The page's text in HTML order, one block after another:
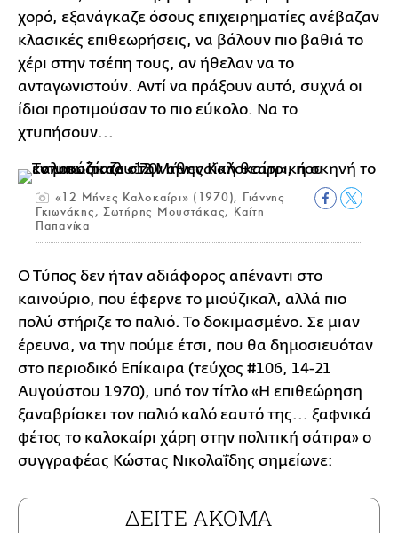
χορό, εξανάγκαζε όσους επιχειρηματίες ανέβαζαν
κλασικές επιθεωρήσεις, να βάλουν πιο βαθιά το
χέρι στην τσέπη τους, αν ήθελαν να το
ανταγωνιστούν. Αντί να πράξουν αυτό, συχνά οι
ίδιοι προτιμούσαν το πιο εύκολο. Να το
χτυπήσουν...
«12 Μήνες Καλοκαίρι» (1970), Γιάννης
Γκιωνάκης, Σωτήρης Μουστάκας, Καίτη
Παπανίκα
Ο Τύπος δεν ήταν αδιάφορος απέναντι στο
καινούριο, που έφερνε το μιούζικαλ, αλλά πιο
πολύ στήριζε το παλιό. Το δοκιμασμένο. Σε μιαν
έρευνα, να την πούμε έτσι, που θα δημοσιευόταν
στο περιοδικό Επίκαιρα (τεύχος #106, 14-21
Αυγούστου 1970), υπό τον τίτλο «Η επιθεώρηση
ξαναβρίσκει τον παλιό καλό εαυτό της... ξαφνικά
φέτος το καλοκαίρι χάρη στην πολιτική σάτιρα» ο
συγγραφέας Κώστας Νικολαΐδης σημείωνε:
ΔΕΙΤΕ ΑΚΟΜΑ